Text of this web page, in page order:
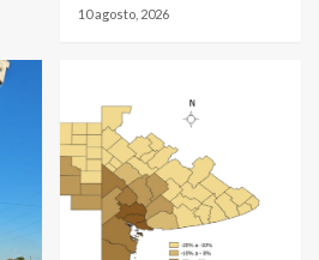
10 agosto, 2026